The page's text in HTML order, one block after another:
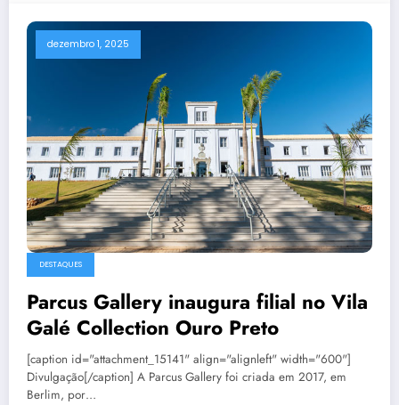
dezembro 1, 2025
DESTAQUES
Parcus Gallery inaugura filial no Vila
Galé Collection Ouro Preto
[caption id="attachment_15141" align="alignleft" width="600"]
Divulgação[/caption] A Parcus Gallery foi criada em 2017, em
Berlim, por…